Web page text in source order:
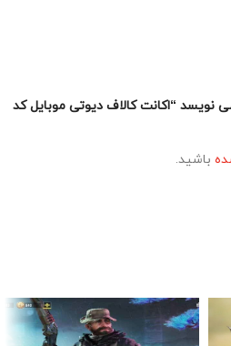
“اکانت کالاف دیوتی موبایل کد
باشید.